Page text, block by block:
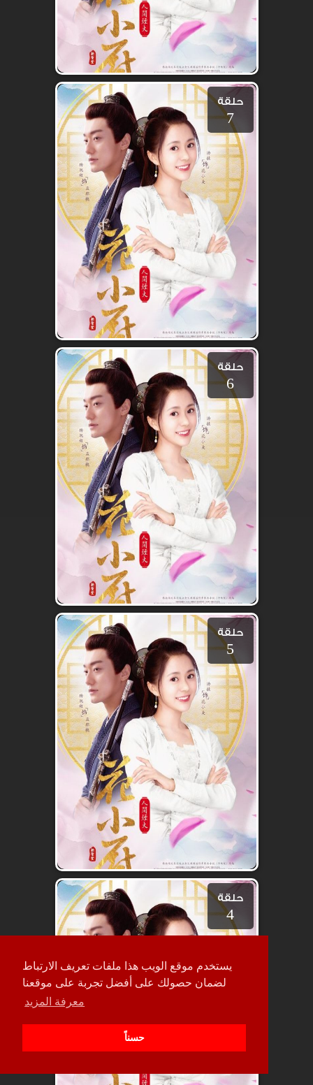
يستخدم موقع الويب هذا ملفات تعريف الارتباط
لضمان حصولك على أفضل تجربة على موقعنا
معرفة المزيد
حسناً
حلقة
7
حلقة
6
حلقة
5
حلقة
4